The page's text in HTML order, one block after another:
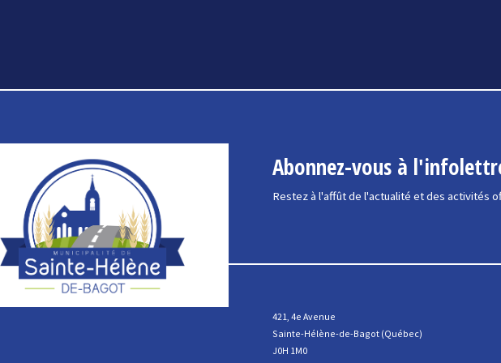
Abonnez-vous à
Restez à l'affût de l'actualité et des activités
421, 4e Avenue
Sainte-Hélène-de-Bagot (Québec)
J0H 1M0